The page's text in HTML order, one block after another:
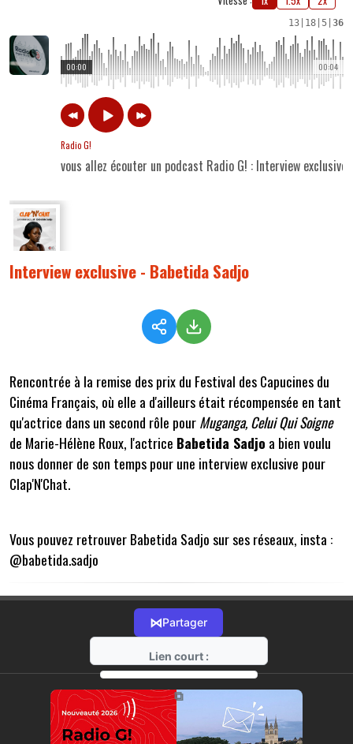
13 18 5 36
00:04
00:00
Radio G!
vous allez écouter un podcast Radio G! : Interview exclusive
Interview exclusive - Babetida Sadjo
Rencontrée à la remise des prix du Festival des Capucines du
Cinéma Français, où elle a d'ailleurs était récompensée en tant
qu'actrice dans un second rôle pourMuganga, Celui Qui Soigne
de Marie-Hélène Roux, l'actrice Babetida Sadjo a bien voulu
nous donner de son temps pour une interview exclusive pour
Clap'N'Chat.
Vous pouvez retrouver Babetida Sadjo sur ses réseaux, insta :
@babetida.sadjo
⋈Partager
Lien court :
https://radio-g.fr?21616
⧉